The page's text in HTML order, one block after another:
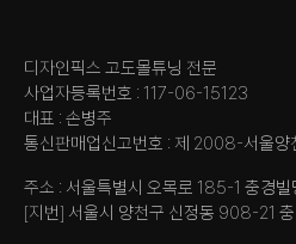
디자인픽스 고도몰튜닝 전문
사업자등록번호 : 117-06-15123
대표 : 손병주
통신판매업신고번호 : 제 2008-서울
주소 : 서울특별시 오목로 185-1 충경빌
[지번] 서울시 양천구 신정동 908-21